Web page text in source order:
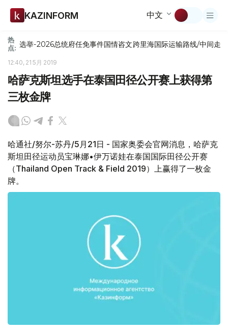
KAZINFORM 中文
热
点: 选举-2026总统府任免事件国情咨文跨里海国际运输路线/中间走廊
12:40, 21 5月 2019
哈萨克斯坦选手在泰国田径公开赛上获得第
三枚金牌
哈通社/努尔-苏丹/5月21日 - 国家奥委会官网消息，哈萨克
斯坦田径运动员宝琳娜•伊万诺娃在泰国国际田径公开赛
（Thailand Open Track & Field 2019）上赢得了一枚金
牌。